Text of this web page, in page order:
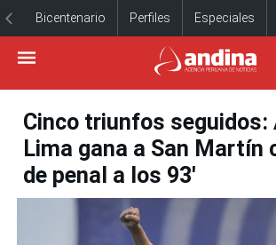
Bicentenario Perfiles Especiales
Cinco triunfos seguidos:
Lima gana a San Martín
de penal a los 93'